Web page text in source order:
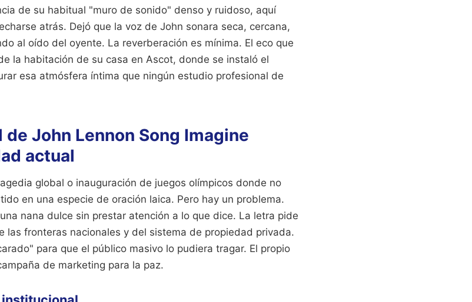
de su habitual "muro de sonido" denso y ruidoso, aquí
atrás. Dejó que la voz de John sonara seca, cercana,
al oído del oyente. La reverberación es mínima. El eco que
la habitación de su casa en Ascot, donde se instaló el
esa atmósfera íntima que ningún estudio profesional de
John Lennon Song Imagine
actual
global o inauguración de juegos olímpicos donde no
en una especie de oración laica. Pero hay un problema.
nana dulce sin prestar atención a lo que dice. La letra pide
las fronteras nacionales y del sistema de propiedad privada.
para que el público masivo lo pudiera tragar. El propio
de marketing para la paz.